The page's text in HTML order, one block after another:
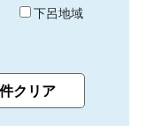
下呂地域